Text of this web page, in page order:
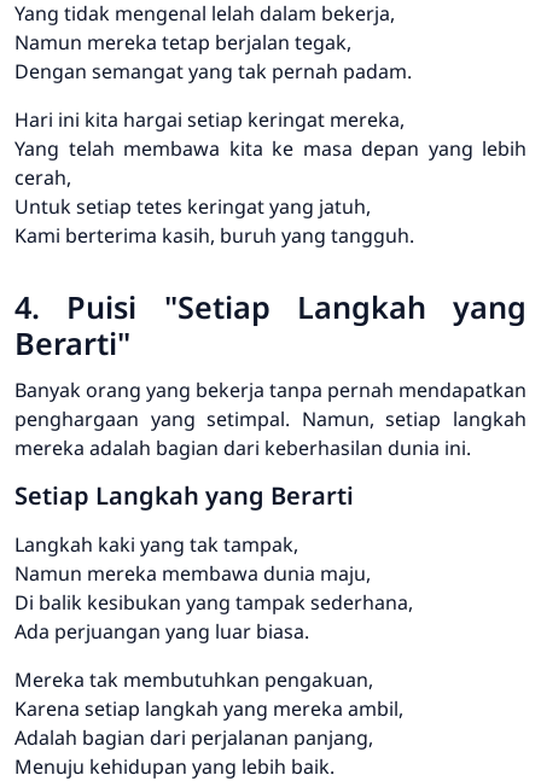
Yang tidak mengenal lelah dalam bekerja,
Namun mereka tetap berjalan tegak,
Dengan semangat yang tak pernah padam.
Hari ini kita hargai setiap keringat mereka,
Yang telah membawa kita ke masa depan yang lebih
cerah,
Untuk setiap tetes keringat yang jatuh,
Kami berterima kasih, buruh yang tangguh.
4. Puisi "Setiap Langkah yang
Berarti"
Banyak orang yang bekerja tanpa pernah mendapatkan
penghargaan yang setimpal. Namun, setiap langkah
mereka adalah bagian dari keberhasilan dunia ini.
Setiap Langkah yang Berarti
Langkah kaki yang tak tampak,
Namun mereka membawa dunia maju,
Di balik kesibukan yang tampak sederhana,
Ada perjuangan yang luar biasa.
Mereka tak membutuhkan pengakuan,
Karena setiap langkah yang mereka ambil,
Adalah bagian dari perjalanan panjang,
Menuju kehidupan yang lebih baik.